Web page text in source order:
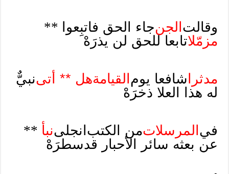
وقالت الجنجاء الحق فاتبِعوا
**
مزمّلاتابعا للحق لن يذرَهْ
مدثرا شافعا يوم القيامةهل ** أتىنبيٌّ
له هذا العلا ذخرَهْ
في المرسلاتمن الكتب انجلىنبأ **
عن بعثه سائر الأحبار قدسطرَهْ